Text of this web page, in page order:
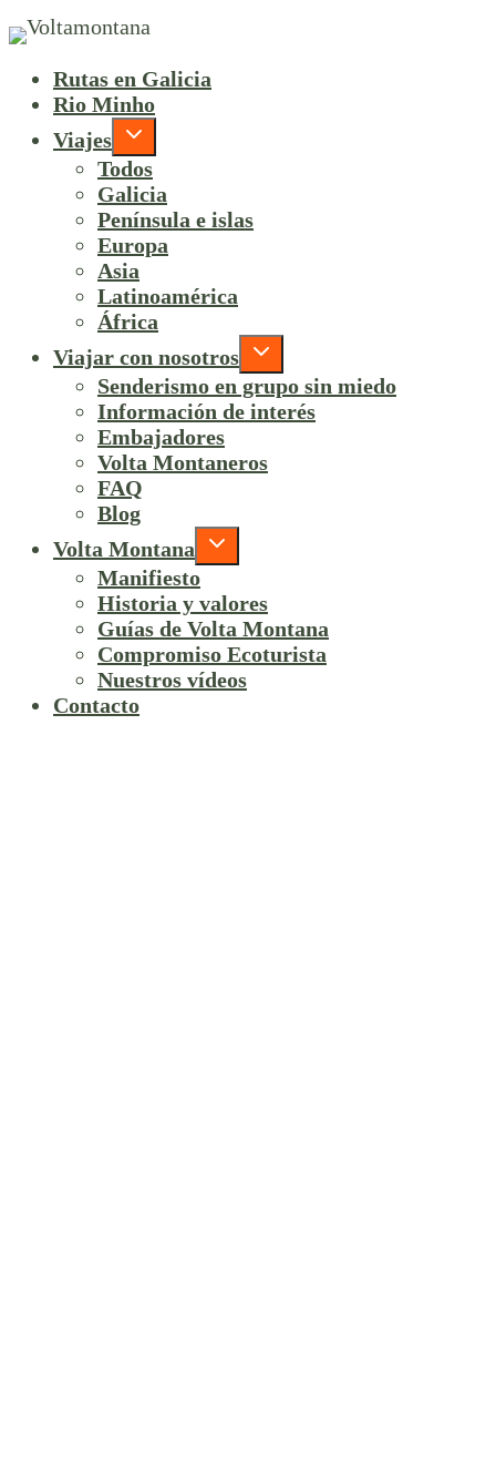
Rutas en Galicia
Rio Minho
Viajes
Todos
Galicia
Península e islas
Europa
Asia
Latinoamérica
África
Viajar con nosotros
Senderismo en grupo sin miedo
Información de interés
Embajadores
Volta Montaneros
FAQ
Blog
Volta Montana
Manifiesto
Historia y valores
Guías de Volta Montana
Compromiso Ecoturista
Nuestros vídeos
Contacto